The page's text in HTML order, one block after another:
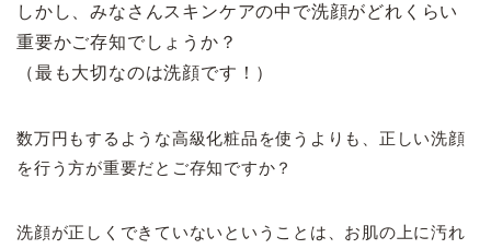
しかし、みなさんスキンケアの中で洗顔がどれくらい
重要かご存知でしょうか？
（最も大切なのは洗顔です！）
数万円もするような高級化粧品を使うよりも、正しい洗顔
を行う方が重要だとご存知ですか？
洗顔が正しくできていないということは、お肌の上に汚れ